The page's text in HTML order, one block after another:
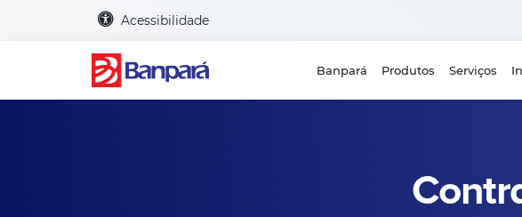
Acessibilidade
Banpará Produtos Serviços